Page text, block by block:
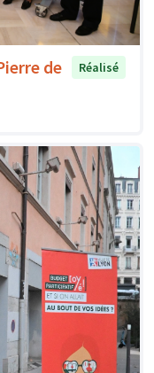
de
Réalisé